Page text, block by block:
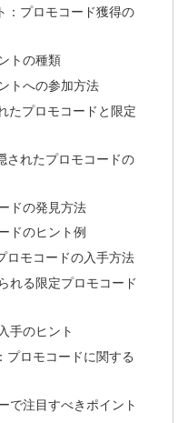
：プロモコード獲得の
トの種類
トへの参加方法
たプロモコードと限定
されたプロモコードの
ドの発見方法
ドのヒント例
ロモコードの入手方法
れる限定プロモコード
手のヒント
プロモコードに関する
で注目すべきポイント